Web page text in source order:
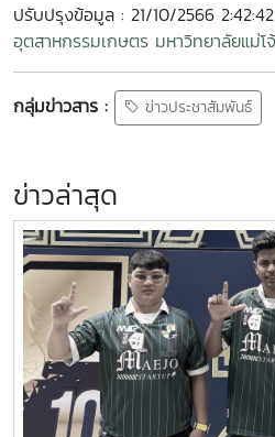
ปรับปรุงข้อมูล : 21/10/2566 2:42:42
อุตสาหกรรมเกษตร มหาวิทยาลัยแม่โจ้
กลุ่มข่าวสาร : ข่าวประชาสัมพันธ์
ข่าวล่าสุด